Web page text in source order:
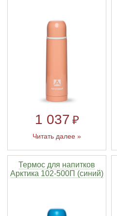
1 037 ₽
Читать далее »
Термос для напитков
Арктика 102-500П (синий)